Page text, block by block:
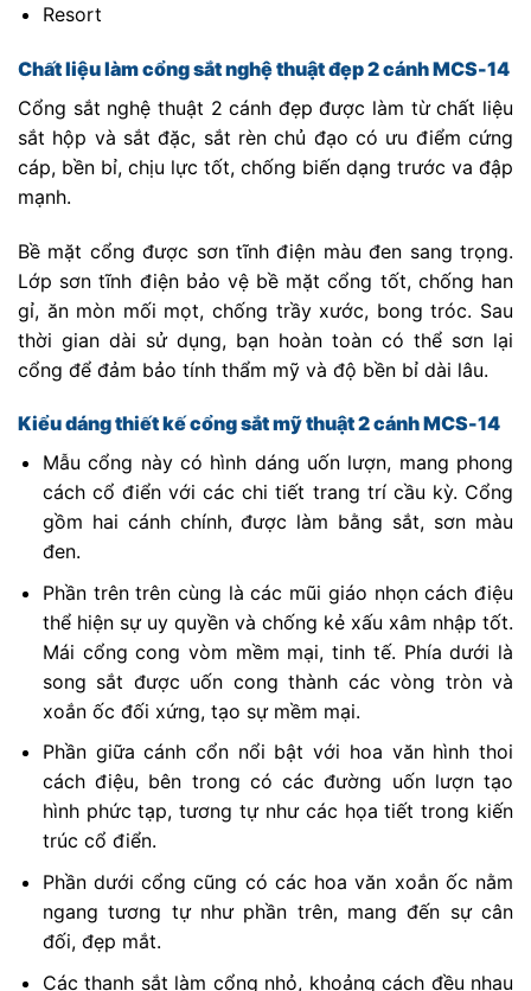
Resort
Chất liệu làm cổng sắt nghệ thuật đẹp 2 cánh MCS-14
Cổng sắt nghệ thuật 2 cánh đẹp được làm từ chất liệu
sắt hộp và sắt đặc, sắt rèn chủ đạo có ưu điểm cứng
cáp, bền bỉ, chịu lực tốt, chống biến dạng trước va đập
mạnh.
Bề mặt cổng được sơn tĩnh điện màu đen sang trọng.
Lớp sơn tĩnh điện bảo vệ bề mặt cổng tốt, chống han
gỉ, ăn mòn mối mọt, chống trầy xước, bong tróc. Sau
thời gian dài sử dụng, bạn hoàn toàn có thể sơn lại
cổng để đảm bảo tính thẩm mỹ và độ bền bỉ dài lâu.
Kiểu dáng thiết kế cổng sắt mỹ thuật 2 cánh MCS-14
Mẫu cổng này có hình dáng uốn lượn, mang phong
cách cổ điển với các chi tiết trang trí cầu kỳ. Cổng
gồm hai cánh chính, được làm bằng sắt, sơn màu
đen.
Phần trên trên cùng là các mũi giáo nhọn cách điệu
thể hiện sự uy quyền và chống kẻ xấu xâm nhập tốt.
Mái cổng cong vòm mềm mại, tinh tế. Phía dưới là
song sắt được uốn cong thành các vòng tròn và
xoắn ốc đối xứng, tạo sự mềm mại.
Phần giữa cánh cổn nổi bật với hoa văn hình thoi
cách điệu, bên trong có các đường uốn lượn tạo
hình phức tạp, tương tự như các họa tiết trong kiến
trúc cổ điển.
Phần dưới cổng cũng có các hoa văn xoắn ốc nằm
ngang tương tự như phần trên, mang đến sự cân
đối, đẹp mắt.
Các thanh sắt làm cổng nhỏ, khoảng cách đều nhau